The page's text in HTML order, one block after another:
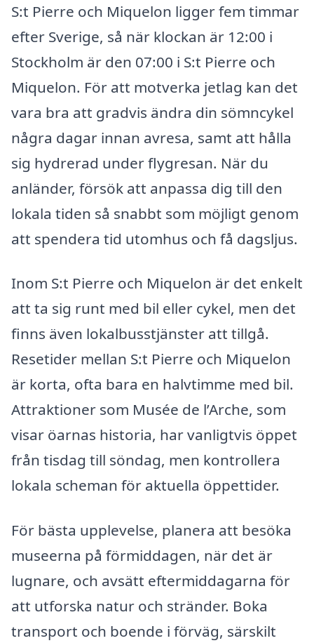
S:t Pierre och Miquelon ligger fem timmar
efter Sverige, så när klockan är 12:00 i
Stockholm är den 07:00 i S:t Pierre och
Miquelon. För att motverka jetlag kan det
vara bra att gradvis ändra din sömncykel
några dagar innan avresa, samt att hålla
sig hydrerad under flygresan. När du
anländer, försök att anpassa dig till den
lokala tiden så snabbt som möjligt genom
att spendera tid utomhus och få dagsljus.
Inom S:t Pierre och Miquelon är det enkelt
att ta sig runt med bil eller cykel, men det
finns även lokalbusstjänster att tillgå.
Resetider mellan S:t Pierre och Miquelon
är korta, ofta bara en halvtimme med bil.
Attraktioner som Musée de l’Arche, som
visar öarnas historia, har vanligtvis öppet
från tisdag till söndag, men kontrollera
lokala scheman för aktuella öppettider.
För bästa upplevelse, planera att besöka
museerna på förmiddagen, när det är
lugnare, och avsätt eftermiddagarna för
att utforska natur och stränder. Boka
transport och boende i förväg, särskilt